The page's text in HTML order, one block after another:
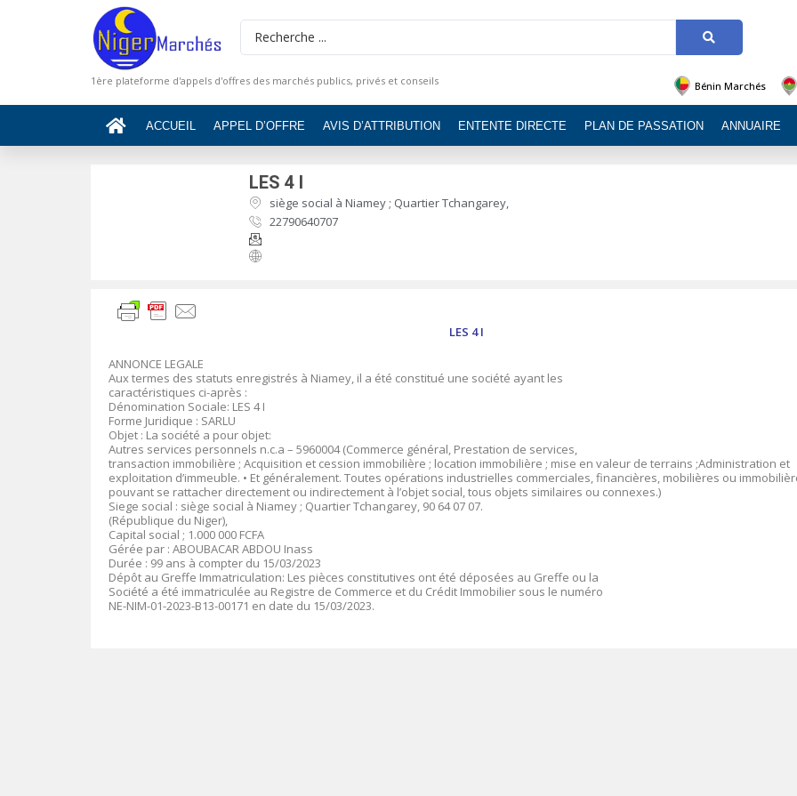
1ère plateforme d'appels d'offres des marchés publics, privés et conseils Bénin Marchés
ACCUEIL APPEL D’OFFRE AVIS D’ATTRIBUTION ENTENTE DIRECTE PLAN DE PASSATION ANNUAIRE
LES 4 I
siège social à Niamey ; Quartier Tchangarey,
22790640707
LES 4 I
ANNONCE LEGALE
Aux termes des statuts enregistrés à Niamey, il a été constitué une société ayant les
caractéristiques ci-après :
Dénomination Sociale: LES 4 I
Forme Juridique : SARLU
Objet : La société a pour objet:
Autres services personnels n.c.a – 5960004 (Commerce général, Prestation de services,
transaction immobilière ; Acquisition et cession immobilière ; location immobilière ; mise en valeur de terrains ;Administration et
exploitation d’immeuble. • Et généralement. Toutes opérations industrielles commerciales, financières, mobilières ou
pouvant se rattacher directement ou indirectement à l’objet social, tous objets similaires ou connexes.)
Siege social : siège social à Niamey ; Quartier Tchangarey, 90 64 07 07.
(République du Niger),
Capital social ; 1.000 000 FCFA
Gérée par : ABOUBACAR ABDOU Inass
Durée : 99 ans à compter du 15/03/2023
Dépôt au Greffe Immatriculation: Les pièces constitutives ont été déposées au Greffe ou la
Société a été immatriculée au Registre de Commerce et du Crédit Immobilier sous le numéro
NE-NIM-01-2023-B13-00171 en date du 15/03/2023.